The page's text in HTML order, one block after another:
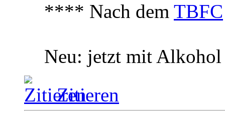
**** Nach dem TBFC
Neu: jetzt mit
Zitieren